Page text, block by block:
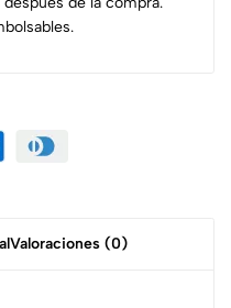
Valoraciones (0)